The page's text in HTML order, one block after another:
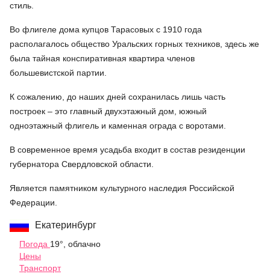
стиль.
Во флигеле дома купцов Тарасовых с 1910 года
располагалось общество Уральских горных техников, здесь же
была тайная конспиративная квартира членов
большевистской партии.
К сожалению, до наших дней сохранилась лишь часть
построек – это главный двухэтажный дом, южный
одноэтажный флигель и каменная ограда с воротами.
В современное время усадьба входит в состав резиденции
губернатора Свердловской области.
Является памятником культурного наследия Российской
Федерации.
Екатеринбург
Погода 19°, облачно
Цены
Транспорт